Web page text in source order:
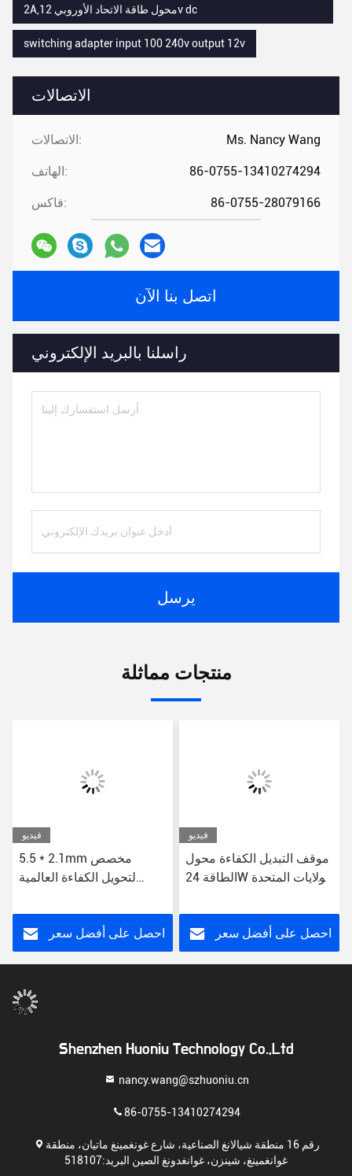
الاتصالات
الاتصالات: Ms. Nancy Wang
الهاتف: 86-0755-13410274294
فاكس: 86-0755-28079166
اتصل بنا الآن
راسلنا بالبريد الإلكتروني
يرسل
2A,محول طاقة الاتحاد الأوروبي 12v dc
switching adapter input 100 240v output 12v
منتجات مماثلة
فيديو
5.5 * 2.1mm مخصص
لتحويل الكفاءة العالمية
الجهد 12 فولت DC US / EU
/ UK / AUاحصل على أفضل سعر
فيديو
موقف التبديل الكفاءة محول
الطاقة 24W الولايات المتحدة
المتحدة / أيو وصلة CE FCC
RoHS معتمدة
احصل على أفضل سعر
Shenzhen Huoniu Technology Co.,Ltd
nancy.wang@szhuoniu.cn
86-0755-13410274294
رقم 16 منطقة شيالانغ الصناعية، شارع غونغمينغ ماتيان، منطقة
غوانغمينغ، شينزن، غوانغدونغ الصين البريد:518107